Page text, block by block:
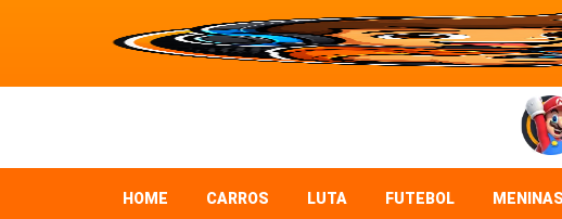
HOME CARROS LUTA FUTEBOL MENINAS